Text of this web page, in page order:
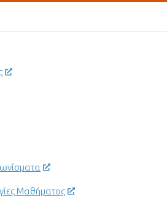
Μαθήματος